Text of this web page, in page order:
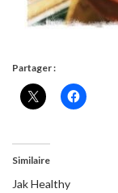
Partager :
Similaire
Jak Healthy